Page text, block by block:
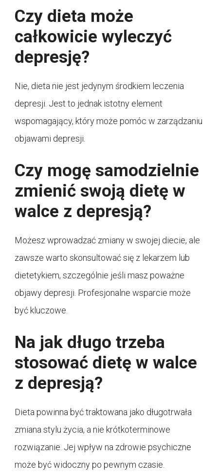
Czy dieta może
całkowicie wyleczyć
depresję?
Nie, dieta nie jest jedynym środkiem leczenia
depresji. Jest to jednak istotny element
wspomagający, który może pomóc w zarządzaniu
objawami depresji.
Czy mogę samodzielnie
zmienić swoją dietę w
walce z depresją?
Możesz wprowadzać zmiany w swojej diecie, ale
zawsze warto skonsultować się z lekarzem lub
dietetykiem, szczególnie jeśli masz poważne
objawy depresji. Profesjonalne wsparcie może
być kluczowe.
Na jak długo trzeba
stosować dietę w walce
z depresją?
Dieta powinna być traktowana jako długotrwała
zmiana stylu życia, a nie krótkoterminowe
rozwiązanie. Jej wpływ na zdrowie psychiczne
może być widoczny po pewnym czasie.